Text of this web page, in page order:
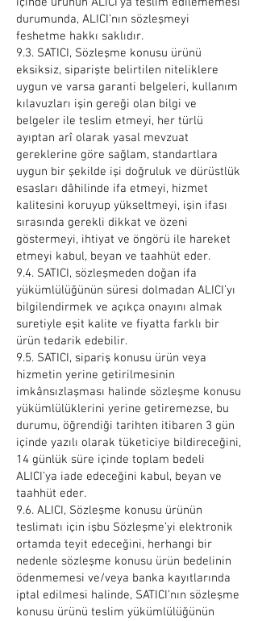
durumunda, ALICI’nın sözleşmeyi
feshetme hakkı saklıdır.
9.3. SATICI, Sözleşme konusu ürünü
eksiksiz, siparişte belirtilen niteliklere
uygun ve varsa garanti belgeleri, kullanım
kılavuzları işin gereği olan bilgi ve
belgeler ile teslim etmeyi, her türlü
ayıptan arî olarak yasal mevzuat
gereklerine göre sağlam, standartlara
uygun bir şekilde işi doğruluk ve dürüstlük
esasları dâhilinde ifa etmeyi, hizmet
kalitesini koruyup yükseltmeyi, işin ifası
sırasında gerekli dikkat ve özeni
göstermeyi, ihtiyat ve öngörü ile hareket
etmeyi kabul, beyan ve taahhüt eder.
9.4. SATICI, sözleşmeden doğan ifa
yükümlülüğünün süresi dolmadan ALICI’yı
bilgilendirmek ve açıkça onayını almak
suretiyle eşit kalite ve fiyatta farklı bir
ürün tedarik edebilir.
9.5. SATICI, sipariş konusu ürün veya
hizmetin yerine getirilmesinin
imkânsızlaşması halinde sözleşme konusu
yükümlülüklerini yerine getiremezse, bu
durumu, öğrendiği tarihten itibaren 3 gün
içinde yazılı olarak tüketiciye bildireceğini,
14 günlük süre içinde toplam bedeli
ALICI’ya iade edeceğini kabul, beyan ve
taahhüt eder.
9.6. ALICI, Sözleşme konusu ürünün
teslimatı için işbu Sözleşme’yi elektronik
ortamda teyit edeceğini, herhangi bir
nedenle sözleşme konusu ürün bedelinin
ödenmemesi ve/veya banka kayıtlarında
iptal edilmesi halinde, SATICI’nın sözleşme
konusu ürünü teslim yükümlülüğünün